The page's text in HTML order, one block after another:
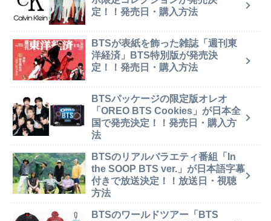
定！！発売日・購入方法
BTSが表紙を飾った雑誌「週刊東
洋経済」BTS特別版が発売決
定！！発売日・購入方法
BTSパッケージの限定版オレオ
「OREO BTS Cookies」が日本全
国で発売決定！！発売日・購入方
法
BTSのリアルバラエティ番組「In
the SOOP BTS ver.」が日本語字幕
付きで放送決定！！放送日・視聴
方法
BTSのワールドツアー「BTS